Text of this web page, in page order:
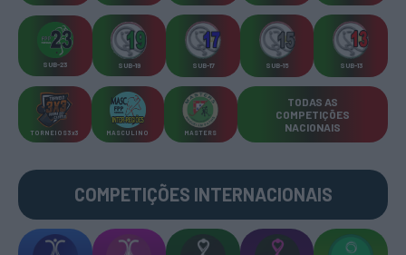
SUB-23 SUB-19 SUB-17 SUB-15 SUB-13
TORNEIOS 3x3 MASCULINO MASTERS
TODAS AS
COMPETIÇÕES
NACIONAIS
COMPETIÇÕES INTERNACIONAIS